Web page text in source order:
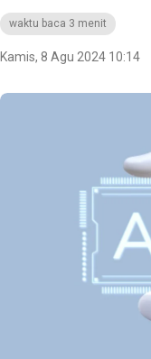
waktu baca 3 menit
Kamis, 8 Agu 2024 10:14